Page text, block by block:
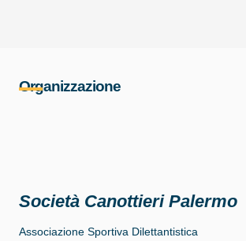
Organizzazione
Società Canottieri Palermo
Associazione Sportiva Dilettantistica